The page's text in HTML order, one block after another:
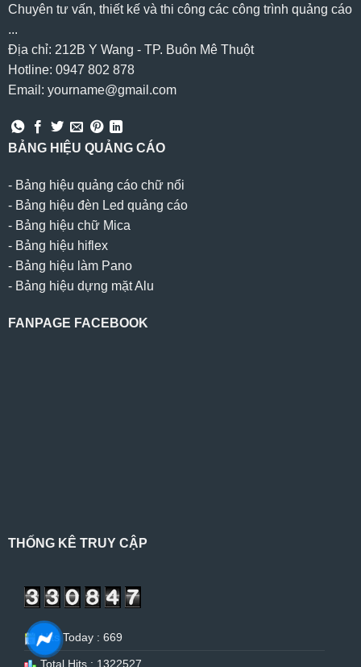
Chuyên tư vấn, thiết kế và thi công các công trình quảng cáo
...
Địa chỉ: 212B Y Wang - TP. Buôn Mê Thuột
Hotline: 0947 802 878
Email: yourname@gmail.com
BẢNG HIỆU QUẢNG CÁO
- Bảng hiệu quảng cáo chữ nổi
- Bảng hiệu đèn Led quảng cáo
- Bảng hiệu chữ Mica
- Bảng hiệu hiflex
- Bảng hiệu làm Pano
- Bảng hiệu dựng mặt Alu
FANPAGE FACEBOOK
THỐNG KÊ TRUY CẬP
Hits Today : 669
Total Hits : 1322527